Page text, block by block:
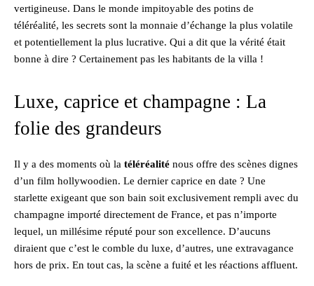
vertigineuse. Dans le monde impitoyable des potins de
téléréalité, les secrets sont la monnaie d’échange la plus volatile
et potentiellement la plus lucrative. Qui a dit que la vérité était
bonne à dire ? Certainement pas les habitants de la villa !
Luxe, caprice et champagne : La
folie des grandeurs
Il y a des moments où la téléréalité nous offre des scènes dignes
d’un film hollywoodien. Le dernier caprice en date ? Une
starlette exigeant que son bain soit exclusivement rempli avec du
champagne importé directement de France, et pas n’importe
lequel, un millésime réputé pour son excellence. D’aucuns
diraient que c’est le comble du luxe, d’autres, une extravagance
hors de prix. En tout cas, la scène a fuité et les réactions affluent.